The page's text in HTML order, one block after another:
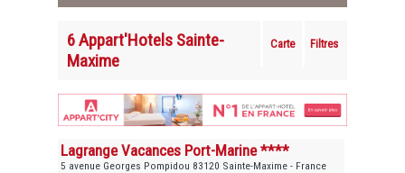
6 Appart'Hotels Sainte-
Maxime
Carte Filtres
Lagrange Vacances Port-Marine ****
5 avenue Georges Pompidou 83120 Sainte-Maxime - France